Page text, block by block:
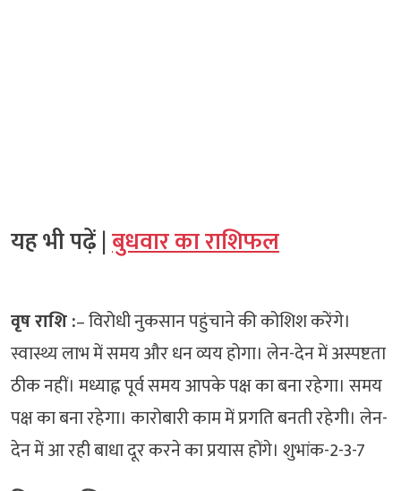
यह भी पढ़ें |बुधवार का राशिफल
वृष राशि :– विरोधी नुकसान पहुंचाने की कोशिश करेंगे।
स्वास्थ्य लाभ में समय और धन व्यय होगा। लेन-देन में अस्पष्टता
ठीक नहीं। मध्याह्न पूर्व समय आपके पक्ष का बना रहेगा। समय
पक्ष का बना रहेगा। कारोबारी काम में प्रगति बनती रहेगी। लेन-
देन में आ रही बाधा दूर करने का प्रयास होंगे। शुभांक-2-3-7